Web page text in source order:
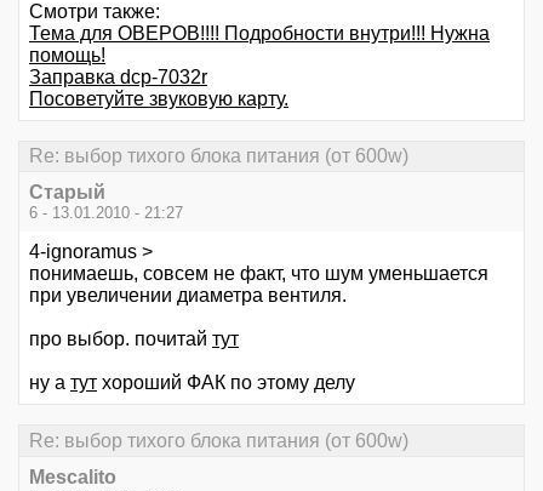
Смотри также:
Тема для ОВЕРОВ!!!! Подробности внутри!!! Нужна
помощь!
Заправка dcp-7032r
Посоветуйте звуковую карту.
Re: выбор тихого блока питания (от 600w)
Старый
6 - 13.01.2010 - 21:27
4-ignoramus >
понимаешь, совсем не факт, что шум уменьшается
при увеличении диаметра вентиля.
про выбор. почитай тут
ну а тут хороший ФАК по этому делу
Re: выбор тихого блока питания (от 600w)
Mescalito